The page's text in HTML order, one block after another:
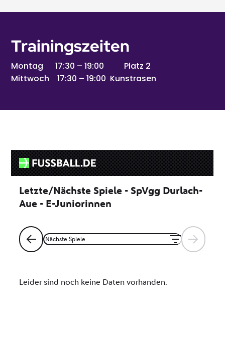
Trainingszeiten
Montag 17:30 – 19:00 Platz 2
Mittwoch 17:30 – 19:00 Kunstrasen